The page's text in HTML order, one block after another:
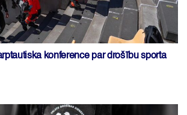
konference par drošību sporta